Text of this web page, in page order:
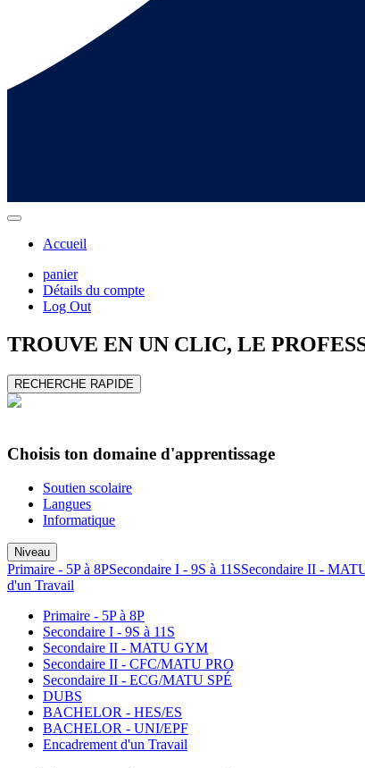
Accueil
panier
Détails du compte
Log Out
TROUVE EN UN CLIC, LE
RECHERCHE RAPIDE
Choisis ton domaine d'apprentissage
Soutien scolaire
Langues
Informatique
Niveau
Primaire - 5P à 8PSecondaire I - 9S à 11SSecondaire II -
d'un Travail
Primaire - 5P à 8P
Secondaire I - 9S à 11S
Secondaire II - MATU GYM
Secondaire II - CFC/MATU PRO
Secondaire II - ECG/MATU SPÉ
DUBS
BACHELOR - HES/ES
BACHELOR - UNI/EPF
Encadrement d'un Travail